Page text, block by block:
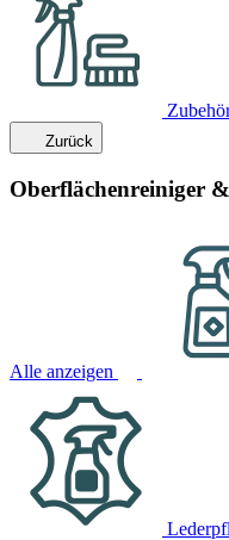
Zurück
Oberflächenreiniger
Alle anzeigen